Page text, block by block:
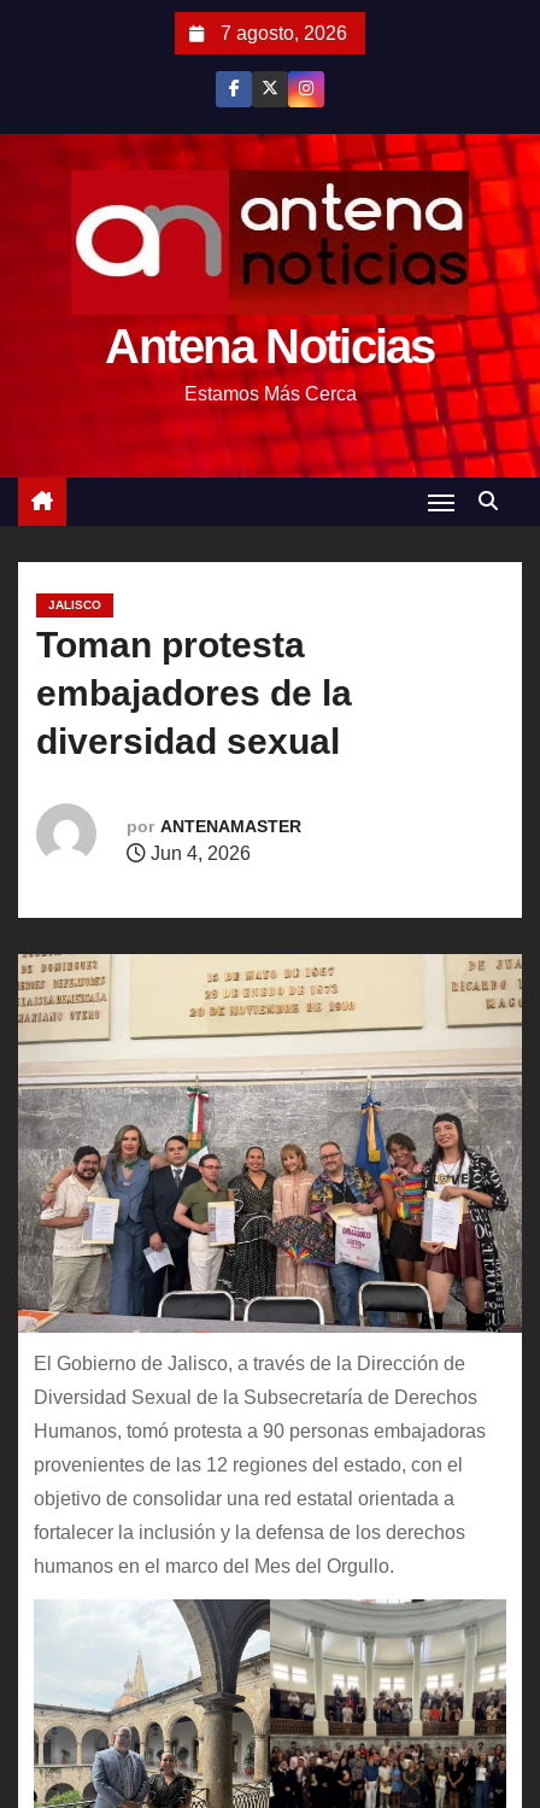
7 agosto, 2026
Antena Noticias
Estamos Más Cerca
JALISCO
Toman protesta
embajadores de la
diversidad sexual
por ANTENAMASTER
Jun 4, 2026
El Gobierno de Jalisco, a través de la Dirección de
Diversidad Sexual de la Subsecretaría de Derechos
Humanos, tomó protesta a 90 personas embajadoras
provenientes de las 12 regiones del estado, con el
objetivo de consolidar una red estatal orientada a
fortalecer la inclusión y la defensa de los derechos
humanos en el marco del Mes del Orgullo.